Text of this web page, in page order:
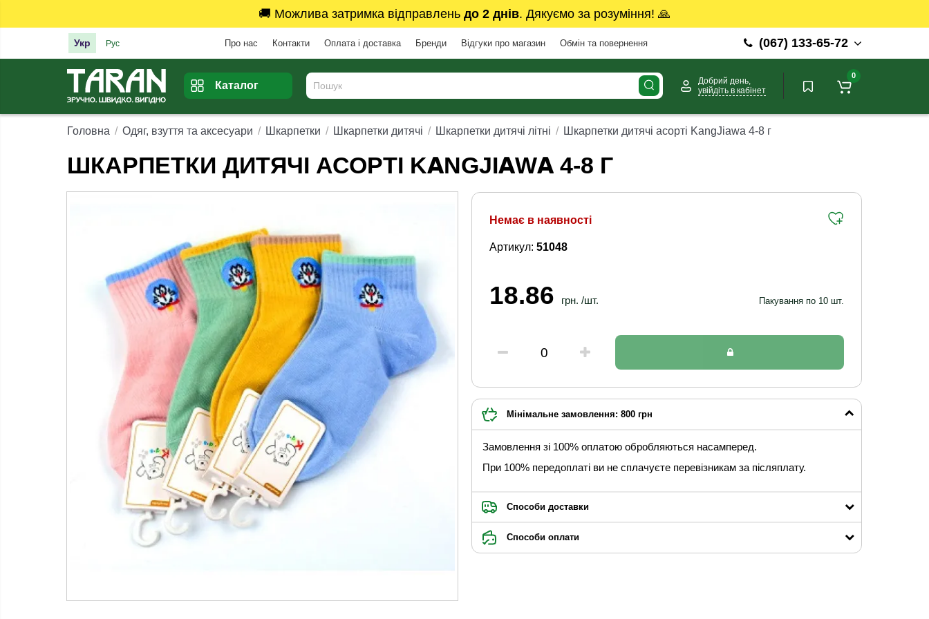
🚚 Можлива затримка відправлень до 2 днів. Дякуємо за розуміння! 🙏
Укр Рус Про нас Контакти Оплата і доставка Бренди Відгуки про магазин Обмін та повернення (067) 133-65-72
Каталог
Добрий день,
увійдіть в кабінет
0
Головна Одяг, взуття та аксесуари Шкарпетки Шкарпетки дитячі Шкарпетки дитячі літні Шкарпетки дитячі асорті KangJiawa 4-8 г
ШКАРПЕТКИ ДИТЯЧІ АСОРТІ KANGJIAWA 4-8 Г
Немає в наявності
Артикул: 51048
18.86 грн. /шт. Пакування по 10 шт.
Мінімальне замовлення: 800 грн
Замовлення зі 100% оплатою обробляються насамперед.
При 100% передоплаті ви не сплачуєте перевізникам за післяплату.
Способи доставки
Способи оплати